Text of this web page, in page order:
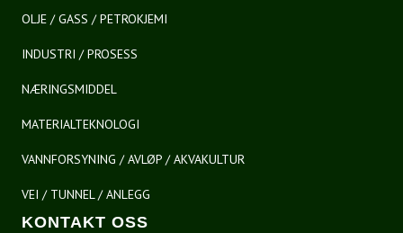
OLJE / GASS / PETROKJEMI
INDUSTRI / PROSESS
NÆRINGSMIDDEL
MATERIALTEKNOLOGI
VANNFORSYNING / AVLØP / AKVAKULTUR
VEI / TUNNEL / ANLEGG
KONTAKT OSS